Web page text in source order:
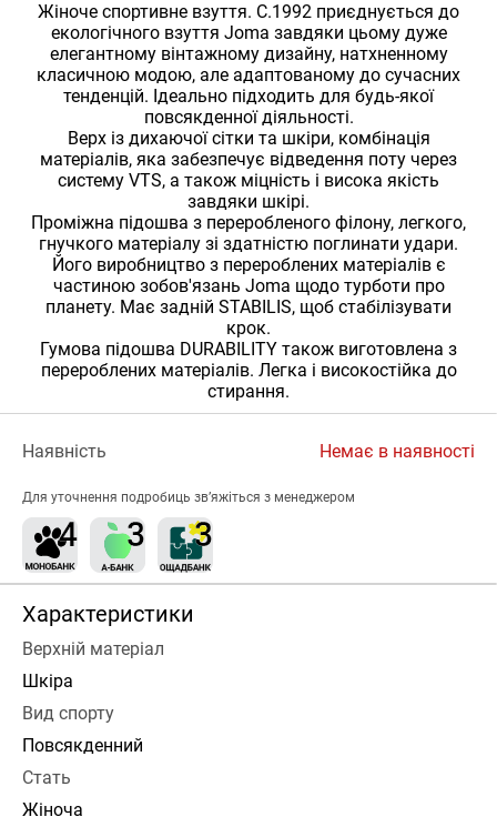
Жіноче спортивне взуття. C.1992 приєднується до
екологічного взуття Joma завдяки цьому дуже
елегантному вінтажному дизайну, натхненному
класичною модою, але адаптованому до сучасних
тенденцій. Ідеально підходить для будь-якої
повсякденної діяльності.
Верх із дихаючої сітки та шкіри, комбінація
матеріалів, яка забезпечує відведення поту через
систему VTS, а також міцність і висока якість
завдяки шкірі.
Проміжна підошва з переробленого філону, легкого,
гнучкого матеріалу зі здатністю поглинати удари.
Його виробництво з перероблених матеріалів є
частиною зобов'язань Joma щодо турботи про
планету. Має задній STABILIS, щоб стабілізувати
крок.
Гумова підошва DURABILITY також виготовлена ​​з
перероблених матеріалів. Легка і високостійка до
стирання.
Наявність Немає в наявності
Для уточнення подробиць зв’яжіться з менеджером
Характеристики
Верхній матеріал
Шкіра
Вид спорту
Повсякденний
Стать
Жіноча